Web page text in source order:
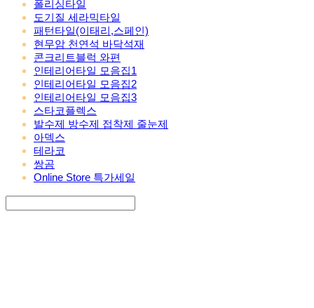
폴리싱타일
도기질 세라믹타일
패턴타일(이태리,스페인)
현무암 천연석 바닥석재
콘크리트블럭 와편
인테리어타일 모음집1
인테리어타일 모음집2
인테리어타일 모음집3
스타코플렉스
발수제 방수제 접착제 줄눈제
아덱스
테라코
쌍곰
Online Store 특가세일